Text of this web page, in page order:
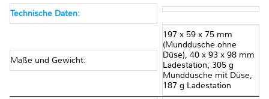
Technische Daten:
Maße und Gewicht:
197 x 59 x 75 mm
(Munddusche ohne
Düse), 40 x 93 x 98 mm
Ladestation; 305 g
Munddusche mit Düse,
187 g Ladestation